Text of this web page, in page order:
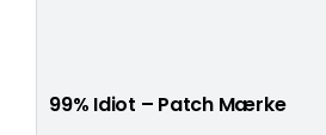
99% Idiot – Patch Mærke